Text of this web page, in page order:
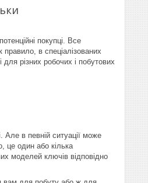
покупці. Все
в спеціалізованих
різних робочих і побутових
Але в певній ситуації може
це один або кілька
моделей ключів відповідно